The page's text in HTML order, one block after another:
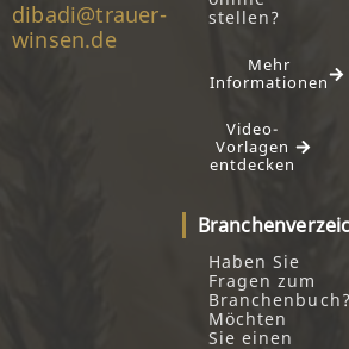
dibadi@trauer-
winsen.de
stellen?
Mehr
Informationen
Video-
Vorlagen
entdecken
Haben Sie
Fragen zum
Möchten
Sie einen